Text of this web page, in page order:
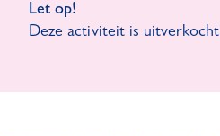
a
n
n
a
Let op!
Deze activiteit is